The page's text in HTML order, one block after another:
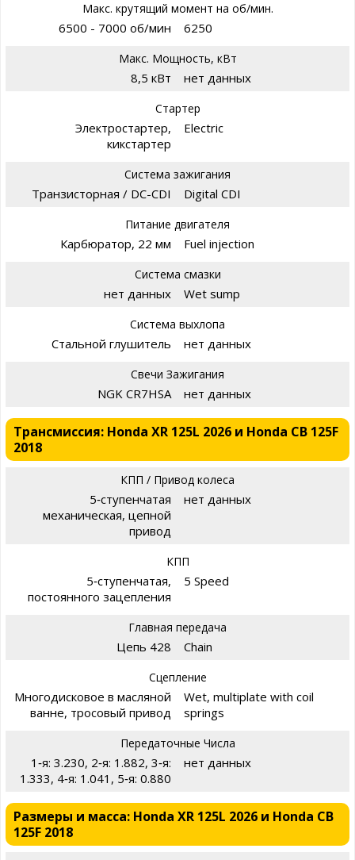
Макс. крутящий момент на об/мин.
6500 - 7000 об/мин 6250
Макс. Мощность, кВт
8,5 кВт нет данных
Стартер
Электростартер,
кикстартер
Electric
Система зажигания
Транзисторная / DC-CDI Digital CDI
Питание двигателя
Карбюратор, 22 мм Fuel injection
Система смазки
нет данных Wet sump
Система выхлопа
Стальной глушитель нет данных
Свечи Зажигания
NGK CR7HSA нет данных
Трансмиссия: Honda XR 125L 2026 и Honda CB 125F
2018
КПП / Привод колеса
5‑ступенчатая
механическая, цепной
привод
нет данных
КПП
5‑ступенчатая,
постоянного зацепления
5 Speed
Главная передача
Цепь 428 Chain
Сцепление
Многодисковое в масляной
ванне, тросовый привод
Wet, multiplate with coil
springs
Передаточные Числа
1‑я: 3.230, 2‑я: 1.882, 3‑я:
1.333, 4‑я: 1.041, 5‑я: 0.880
нет данных
Размеры и масса: Honda XR 125L 2026 и Honda CB
125F 2018